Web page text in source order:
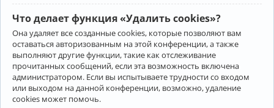
Что делает функция «Удалить cookies»?
Она удаляет все созданные cookies, которые позволяют вам
оставаться авторизованным на этой конференции, а также
выполняют другие функции, такие как отслеживание
прочитанных сообщений, если эта возможность включена
администратором. Если вы испытываете трудности со входом
или выходом на данной конференции, возможно, удаление
cookies может помочь.